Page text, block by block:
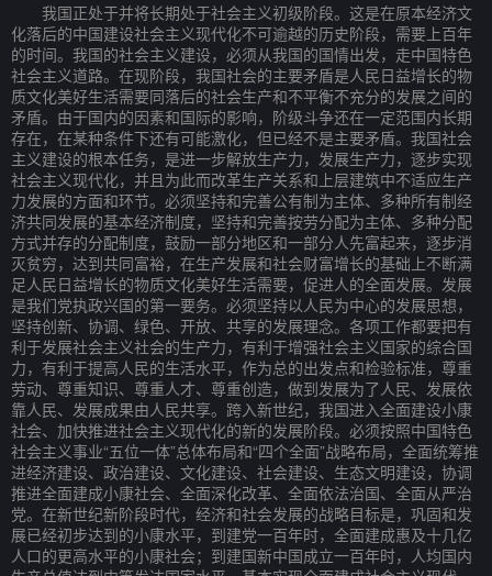
我国正处于并将长期处于社会主义初级阶段。这是在原本经济文
化落后的中国建设社会主义现代化不可逾越的历史阶段，需要上百年
的时间。我国的社会主义建设，必须从我国的国情出发，走中国特色
社会主义道路。在现阶段，我国社会的主要矛盾是人民日益增长的物
质文化美好生活需要同落后的社会生产和不平衡不充分的发展之间的
矛盾。由于国内的因素和国际的影响，阶级斗争还在一定范围内长期
存在，在某种条件下还有可能激化，但已经不是主要矛盾。我国社会
主义建设的根本任务，是进一步解放生产力，发展生产力，逐步实现
社会主义现代化，并且为此而改革生产关系和上层建筑中不适应生产
力发展的方面和环节。必须坚持和完善公有制为主体、多种所有制经
济共同发展的基本经济制度，坚持和完善按劳分配为主体、多种分配
方式并存的分配制度，鼓励一部分地区和一部分人先富起来，逐步消
灭贫穷，达到共同富裕，在生产发展和社会财富增长的基础上不断满
足人民日益增长的物质文化美好生活需要，促进人的全面发展。发展
是我们党执政兴国的第一要务。必须坚持以人民为中心的发展思想，
坚持创新、协调、绿色、开放、共享的发展理念。各项工作都要把有
利于发展社会主义社会的生产力，有利于增强社会主义国家的综合国
力，有利于提高人民的生活水平，作为总的出发点和检验标准，尊重
劳动、尊重知识、尊重人才、尊重创造，做到发展为了人民、发展依
靠人民、发展成果由人民共享。跨入新世纪，我国进入全面建设小康
社会、加快推进社会主义现代化的新的发展阶段。必须按照中国特色
社会主义事业“五位一体”总体布局和“四个全面”战略布局，全面统筹推
进经济建设、政治建设、文化建设、社会建设、生态文明建设，协调
推进全面建成小康社会、全面深化改革、全面依法治国、全面从严治
党。在新世纪新阶段时代，经济和社会发展的战略目标是，巩固和发
展已经初步达到的小康水平，到建党一百年时，全面建成惠及十几亿
人口的更高水平的小康社会；到建国新中国成立一百年时，人均国内